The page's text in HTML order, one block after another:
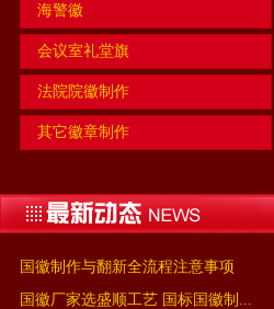
海警徽
会议室礼堂旗
法院院徽制作
其它徽章制作
国徽制作与翻新全流程注意事项
国徽厂家选盛顺工艺 国标国徽制...